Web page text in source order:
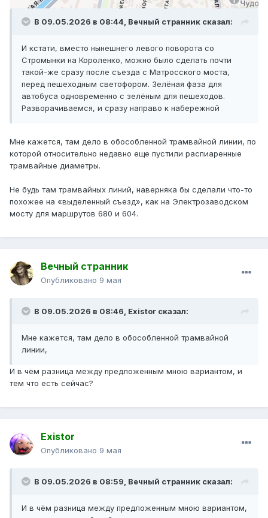
В 09.05.2026 в 08:44, Вечный странник сказал:
И кстати, вместо нынешнего левого поворота со
Стромынки на Короленко, можно было сделать почти
такой-же сразу после съезда с Матросского моста,
перед пешеходным светофором. Зелёная фаза для
автобуса одновременно с зелёным для пешеходов.
Разворачиваемся, и сразу направо к набережной
Мне кажется, там дело в обособленной трамвайной линии, по
которой относительно недавно еще пустили распиаренные
трамвайные диаметры.
Не будь там трамвайных линий, наверняка бы сделали что-то
похожее на «выделенный съезд», как на Электрозаводском
мосту для маршрутов 680 и 604.
Вечный странник
Опубликовано 9 мая
В 09.05.2026 в 08:46, Existor сказал:
Мне кажется, там дело в обособленной трамвайной
линии,
И в чём разница между предложенным мною вариантом, и
тем что есть сейчас?
Existor
Опубликовано 9 мая
В 09.05.2026 в 08:59, Вечный странник сказал:
И в чём разница между предложенным мною вариантом,